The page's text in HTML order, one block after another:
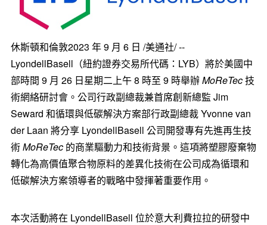
休斯頓和倫敦2023 年 9 月 6 日 /美通社/ --
LyondellBasell（紐約證券交易所代碼：LYB）將於美國中
部時間 9 月 26 日星期二上午 8 時至 9 時舉辦MoReTec技
術網絡研討會。公司行政副總裁兼首席創新總監 Jim
Seward 和循環與低碳解決方案部行政副總裁Yvonne van
der Laan 將分享 LyondellBasell 公司開發專有先進再生技
術MoReTec的商業驅動力和技術背景。這項將塑膠廢棄物
轉化為高價值聚合物原料的差異化技術在公司成為循環和
低碳解決方案領導者的戰略中發揮著重要作用。
本次活動將在 LyondellBasell 位於意大利費拉拉的研發中